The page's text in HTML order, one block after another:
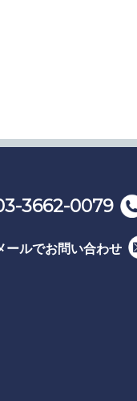
3662-0079
ールでお問い合わせ